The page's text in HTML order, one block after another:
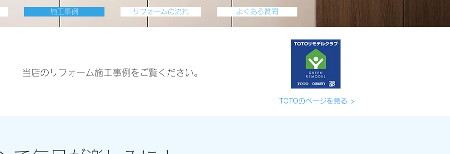
施工事例 リフォームの流れ よくある質問
当店のリフォーム施工事例をご覧ください。
TOTOのページを見る >